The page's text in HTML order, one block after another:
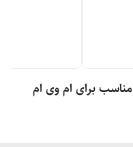
بوش طبق کوچک کد T11-2909070 مناسب برای ام وی ام